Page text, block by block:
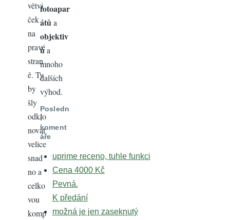
větvi
ček
na
pravé
stran
ě. Ty
by
šly
odklo
novat
velice
snad
no a
celko
vou
komp
fotoapar
átů a
objektiv
ůa
mnoho
dalších
výhod.
Posledn
í
koment
áře
uprime receno, tuhle funkci
Cena 4000 Kč
Pevná.
K předání
možná je jen zaseknutý